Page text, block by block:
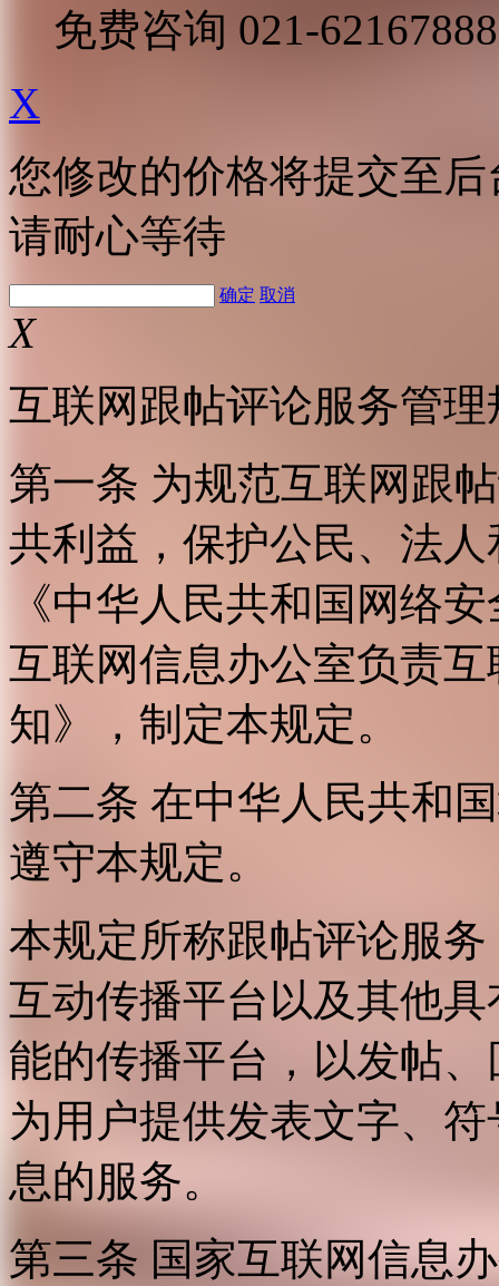
免费咨询 021-62167888
X
您修改的价格将提交至
请耐心等待
确定 取消
X
互联网跟帖评论服务管理
第一条 为规范互联网跟
共利益，保护公民、法
《中华人民共和国网络
互联网信息办公室负责
知》，制定本规定。
第二条 在中华人民共和
遵守本规定。
本规定所称跟帖评论服
互动传播平台以及其他
能的传播平台，以发帖
为用户提供发表文字、
息的服务。
第三条 国家互联网信息